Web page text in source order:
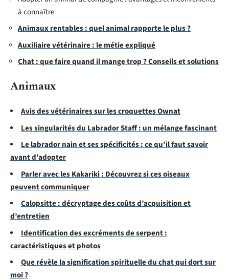
à connaître
Animaux rentables : quel animal rapporte le plus ?
Auxiliaire vétérinaire : le métie expliqué
Chat : que faire quand il mange trop ? Conseils et solutions
Animaux
Avis des vétérinaires sur les croquettes Ownat
Les singularités du Labrador Staff : un mélange fascinant
Le labrador nain et ses spécificités : ce qu’il faut savoir
avant d’adopter
Parler avec les Kakariki : Découvrez si ces oiseaux
peuvent communiquer
Calopsitte : décryptage des coûts d’acquisition et
d’entretien
Identification des excréments de serpent :
caractéristiques et photos
Que révèle la signification spirituelle du chat qui dort sur
moi ?